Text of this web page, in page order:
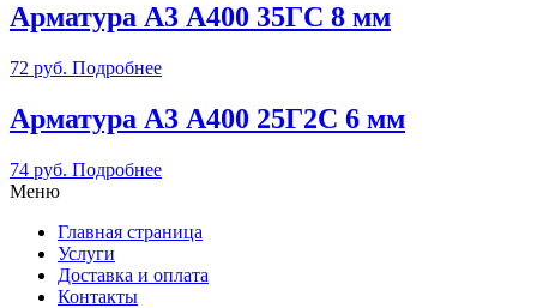
Арматура А3 А400 35ГС 8 мм
72 руб. Подробнее
Арматура А3 А400 25Г2С 6 мм
74 руб. Подробнее
Меню
Главная страница
Услуги
Доставка и оплата
Контакты